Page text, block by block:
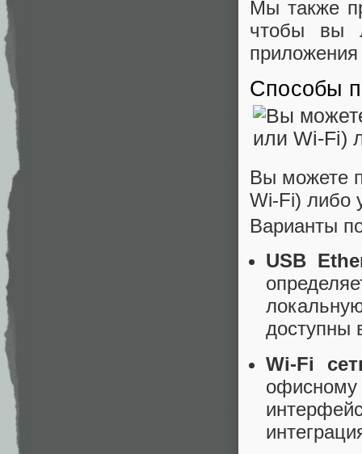
Мы также
чтобы вы
Способы
Вы можете
Wi‑Fi) либо
Варианты
USB
доступны
Wi‑Fi
офисному